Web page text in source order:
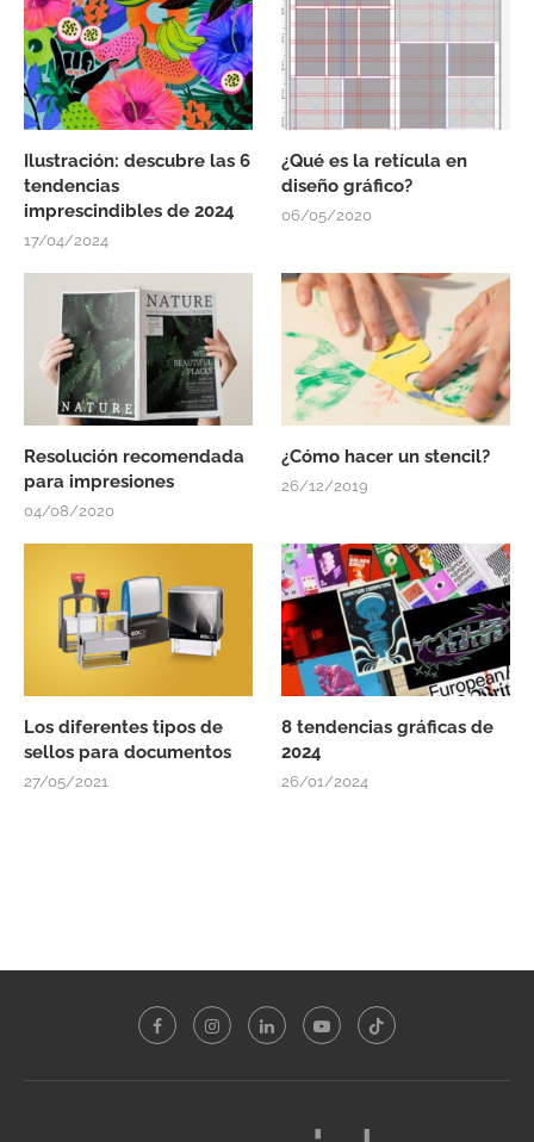
Ilustración: descubre las 6
tendencias
imprescindibles de 2024
17/04/2024
¿Qué es la retícula en
diseño gráfico?
06/05/2020
Resolución recomendada
para impresiones
04/08/2020
¿Cómo hacer un stencil?
26/12/2019
Los diferentes tipos de
sellos para documentos
27/05/2021
8 tendencias gráficas de
2024
26/01/2024